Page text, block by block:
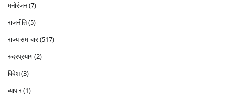
मनोरंजन(7)
राजनीति(5)
राज्य समाचार(517)
रुद्रप्रयाग(2)
विदेश(3)
व्यापार(1)